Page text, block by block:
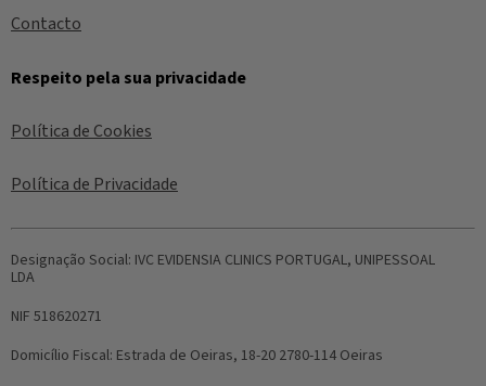
Contacto
Respeito pela sua privacidade
Política de Cookies
Política de Privacidade
Designação Social: IVC EVIDENSIA CLINICS PORTUGAL, UNIPESSOAL
LDA
NIF 518620271
Domicílio Fiscal: Estrada de Oeiras, 18-20 2780-114 Oeiras